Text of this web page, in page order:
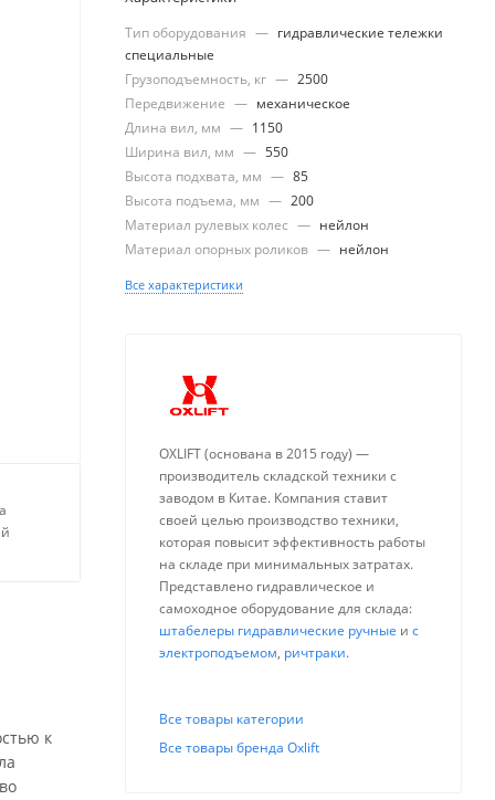
к
Тип оборудования — гидравлические тележки
специальные
Грузоподъемность, кг — 2500
Передвижение — механическое
Длина вил, мм — 1150
Ширина вил, мм — 550
Высота подхвата, мм — 85
Высота подъема, мм — 200
Материал рулевых колес — нейлон
Материал опорных роликов — нейлон
Все характеристики
OXLIFT (основана в 2015 году) —
производитель складской техники с
заводом в Китае. Компания ставит
своей целью производство техники,
которая повысит эффективность работы
на складе при минимальных затратах.
Представлено гидравлическое и
самоходное оборудование для склада:
штабелеры гидравлические ручные и с
электроподъемом, ричтраки.
Все товары категории
Все товары бренда Oxlift